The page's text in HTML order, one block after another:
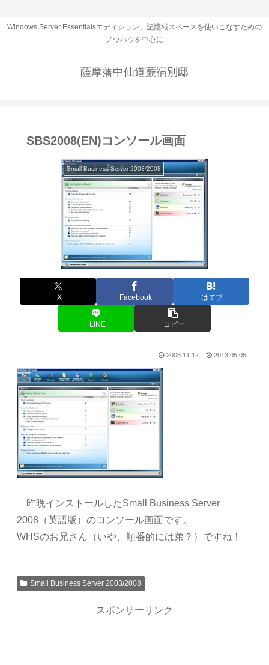
Windows Server Essentialsエディション、記憶域スペースを使いこなすための
ノウハウを中心に
薩摩藩中仙道蕨宿別邸
SBS2008(EN)コンソール画面
Small Business Server 2003/2008
X Facebook はてブ
LINE コピー
2008.11.12 2013.05.05
昨晩インストールしたSmall Business Server
2008（英語版）のコンソール画面です。
WHSのお兄さん（いや、順番的には弟？）ですね！
Small Business Server 2003/2008
スポンサーリンク